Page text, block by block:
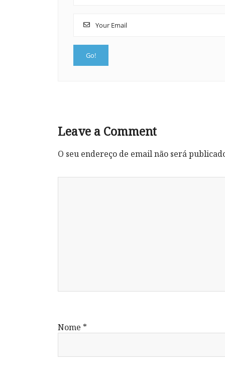
Leave a Comment
O seu endereço de email não será
Nome *